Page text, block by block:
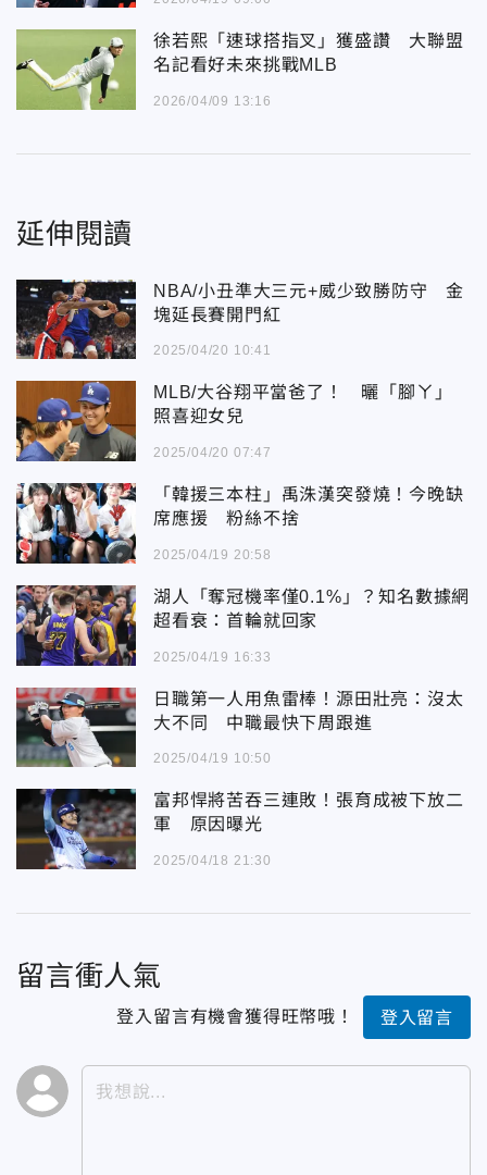
徐若熙「速球搭指叉」獲盛讚 大聯盟
名記看好未來挑戰MLB
2026/04/09 13:16
延伸閱讀
NBA/小丑準大三元+威少致勝防守 金
塊延長賽開門紅
2025/04/20 10:41
MLB/大谷翔平當爸了！ 曬「腳ㄚ」
照喜迎女兒
2025/04/20 07:47
「韓援三本柱」禹洙漢突發燒！今晚缺
席應援 粉絲不捨
2025/04/19 20:58
湖人「奪冠機率僅0.1%」？知名數據網
超看衰：首輪就回家
2025/04/19 16:33
日職第一人用魚雷棒！源田壯亮：沒太
大不同 中職最快下周跟進
2025/04/19 10:50
富邦悍將苦吞三連敗！張育成被下放二
軍 原因曝光
2025/04/18 21:30
留言衝人氣
登入留言有機會獲得旺幣哦！ 登入留言